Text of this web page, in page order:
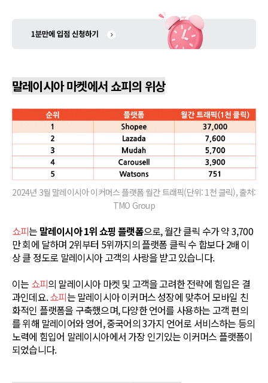
말레이시아 마켓에서 쇼피의 위상
2024년 3월 말레이시아 이커머스 플랫폼 월간 트래픽(단위: 1천 클릭), 출처:
TMO Group
쇼피는 말레이시아 1위 쇼핑 플랫폼으로, 월간 클릭 수가 약 3,700
만 회에 달하며 2위부터 5위까지의 플랫폼 클릭 수 합보다 2배 이
상 클 정도로 말레이시아 고객의 사랑을 받고 있습니다.
이는 쇼피의 말레이시아 마켓 및 고객을 고려한 전략에 힘입은 결
과인데요.쇼피는 말레이시아 이커머스 성장에 맞추어 모바일 친
화적인 플랫폼을 구축했으며, 다양한 언어를 사용하는 고객 편의
를 위해 말레이어와 영어, 중국어의 3가지 언어로 서비스하는 등의
노력에 힘입어 말레이시아에서 가장 인기있는 이커머스 플랫폼이
되었습니다.